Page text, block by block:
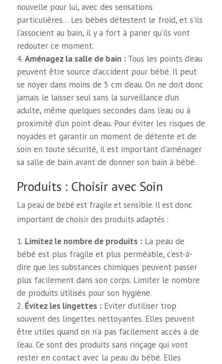
nouvelle pour lui, avec des sensations
particulières… Les bébés détestent le froid, et s’ils
l’associent au bain, il y a fort à parier qu’ils vont
redouter ce moment.
Aménagez la salle de bain :Tous les points d’eau
peuvent être source d’accident pour bébé. Il peut
se noyer dans moins de 5 cm d’eau. On ne doit donc
jamais le laisser seul sans la surveillance d’un
adulte, même quelques secondes dans l’eau ou à
proximité d’un point d’eau. Pour éviter les risques de
noyades et garantir un moment de détente et de
soin en toute sécurité, il est important d’aménager
sa salle de bain avant de donner son bain à bébé.
Produits : Choisir avec Soin
La peau de bébé est fragile et sensible. Il est donc
important de choisir des produits adaptés :
Limitez le nombre de produits :La peau de
bébé est plus fragile et plus perméable, c’est-à-
dire que les substances chimiques peuvent passer
plus facilement dans son corps. Limiter le nombre
de produits utilisés pour son hygiène.
Évitez les lingettes :Eviter d’utiliser trop
souvent des lingettes nettoyantes. Elles peuvent
être utiles quand on n’a pas facilement accès à de
l’eau. Ce sont des produits sans rinçage qui vont
rester en contact avec la peau du bébé. Elles